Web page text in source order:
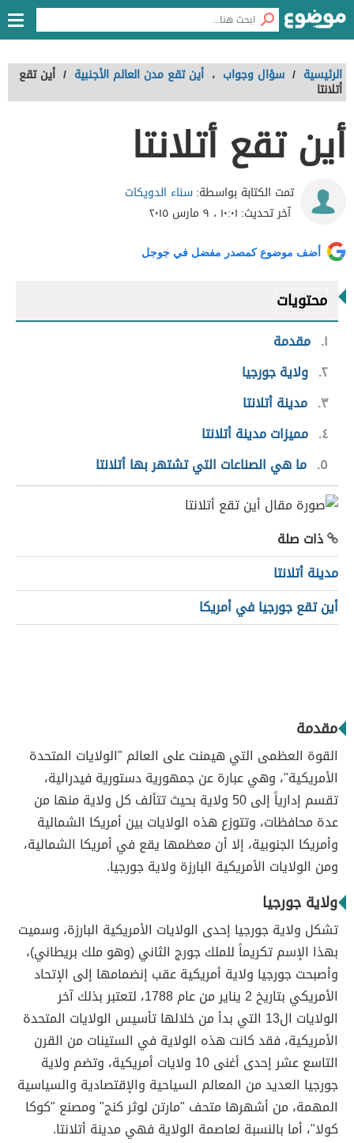
الرئيسية / سؤال وجواب ، أين تقع مدن العالم الأجنبية / أين تقع
أتلانتا
أين تقع أتلانتا
تمت الكتابة بواسطة:سناء الدويكات
آخر تحديث: ١٠:٠١ ، ٩ مارس ٢٠١٥
أضف موضوع كمصدر مفضل في جوجل
محتويات
١ مقدمة
٢ ولاية جورجيا
٣ مدينة أتلانتا
٤ مميزات مدينة أتلانتا
٥ ما هي الصناعات التي تشتهر بها أتلانتا
ذات صلة
مدينة أتلانتا
أين تقع جورجيا في أمريكا
مقدمة
القوة العظمى التي هيمنت على العالم "الولايات المتحدة
الأمريكية"، وهي عبارة عن جمهورية دستورية فيدرالية،
تقسم إدارياً إلى 50 ولاية بحيث تتألف كل ولاية منها من
عدة محافظات، وتتوزع هذه الولايات بين أمريكا الشمالية
وأمريكا الجنوبية، إلا أن معظمها يقع في أمريكا الشمالية،
ومن الولايات الأمريكية البارزة ولاية جورجيا.
ولاية جورجيا
تشكل ولاية جورجيا إحدى الولايات الأمريكية البارزة، وسميت
بهذا الإسم تكريماً للملك جورج الثاني (وهو ملك بريطاني)،
وأصبحت جورجيا ولاية أمريكية عقب إنضمامها إلى الإتحاد
الأمريكي بتاريخ 2 يناير من عام 1788، لتعتبر بذلك آخر
الولايات ال13 التي بدأ من خلالها تأسيس الولايات المتحدة
الأمريكية، فقد كانت هذه الولاية في الستينات من القرن
التاسع عشر إحدى أغنى 10 ولايات أمريكية، وتضم ولاية
جورجيا العديد من المعالم السياحية والإقتصادية والسياسية
المهمة، من أشهرها متحف "مارتن لوثر كنج" ومصنع "كوكا
كولا"، أما بالنسبة لعاصمة الولاية فهي مدينة أتلانتا.